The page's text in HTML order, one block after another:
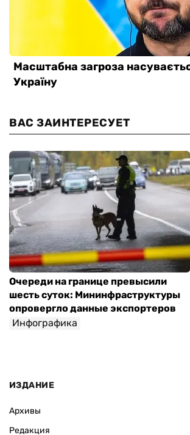
ВАС ЗАИНТЕРЕСУЕТ
Очереди на границе превысили
шесть суток: Мининфраструктуры
опровергло данные экспортеров
Инфографика
ИЗДАНИЕ
Архивы
Редакция